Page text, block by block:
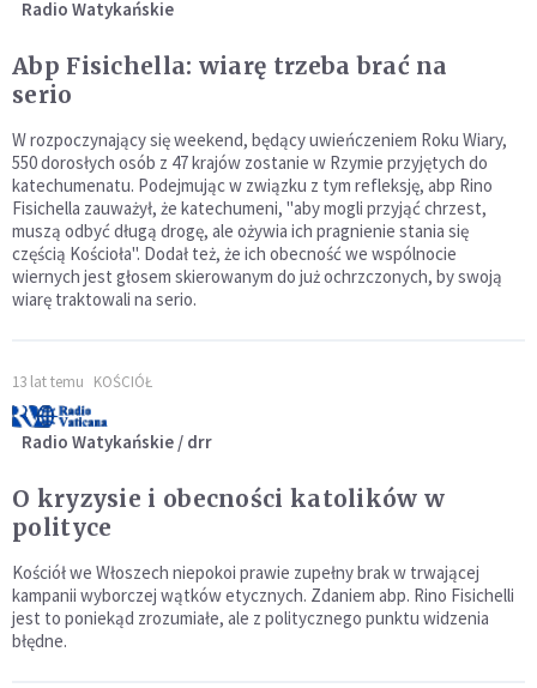
Radio Watykańskie
Abp Fisichella: wiarę trzeba brać na
serio
W rozpoczynający się weekend, będący uwieńczeniem Roku Wiary,
550 dorosłych osób z 47 krajów zostanie w Rzymie przyjętych do
katechumenatu. Podejmując w związku z tym refleksję, abp Rino
Fisichella zauważył, że katechumeni, "aby mogli przyjąć chrzest,
muszą odbyć długą drogę, ale ożywia ich pragnienie stania się
częścią Kościoła". Dodał też, że ich obecność we wspólnocie
wiernych jest głosem skierowanym do już ochrzczonych, by swoją
wiarę traktowali na serio.
13 lat temu KOŚCIÓŁ
Radio Watykańskie / drr
O kryzysie i obecności katolików w
polityce
Kościół we Włoszech niepokoi prawie zupełny brak w trwającej
kampanii wyborczej wątków etycznych. Zdaniem abp. Rino Fisichelli
jest to poniekąd zrozumiałe, ale z politycznego punktu widzenia
błędne.